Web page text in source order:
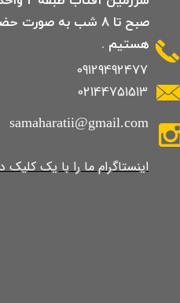
09129492477
02144751513
صبح تا 8 شب به
هستیم .
samaharatii@gmail.com
​​​​​​​​​اینستاگرام ما را با یک کلیک